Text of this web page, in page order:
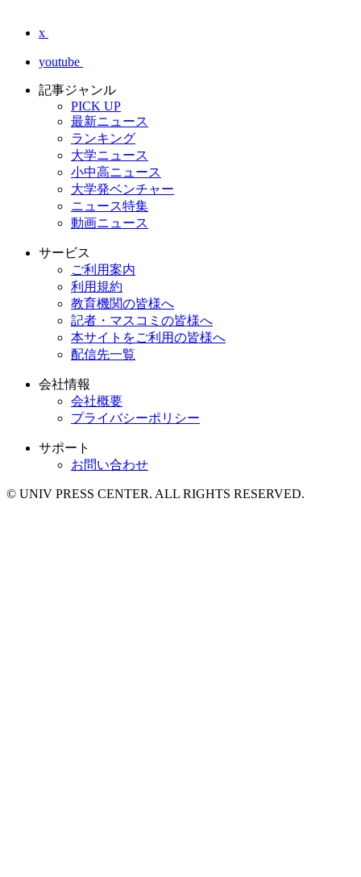
x
youtube
記事ジャンル
PICK UP
最新ニュース
ランキング
大学ニュース
小中高ニュース
大学発ベンチャー
ニュース特集
動画ニュース
サービス
ご利用案内
利用規約
教育機関の皆様へ
記者・マスコミの皆様へ
本サイトをご利用の皆様へ
配信先一覧
会社情報
会社概要
プライバシーポリシー
サポート
お問い合わせ
© UNIV PRESS CENTER. ALL RIGHTS RESERVED.